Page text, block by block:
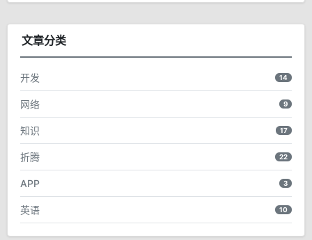
文章分类
开发 14
网络 9
知识 17
折腾 22
APP 3
英语 10